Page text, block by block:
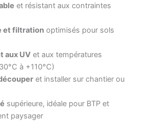
et résistant aux contraintes
et filtration optimisés pour sols
aux UV et aux températures
à +110°C)
et installer sur chantier ou
supérieure, idéale pour BTP et
paysager